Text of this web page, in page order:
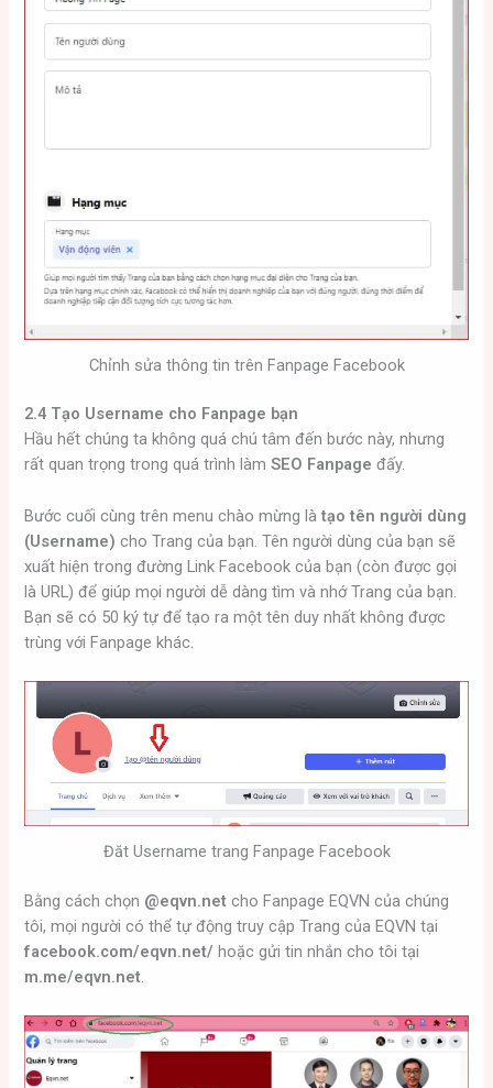
Chỉnh sửa thông tin trên Fanpage Facebook
2.4 Tạo Username cho Fanpage bạn
Hầu hết chúng ta không quá chú tâm đến bước này, nhưng
rất quan trọng trong quá trình làmSEO Fanpage đấy.
Bước cuối cùng trên menu chào mừng làtạo tên người dùng
(Username) cho Trang của bạn. Tên người dùng của bạn sẽ
xuất hiện trong đường Link Facebook của bạn (còn được gọi
là URL) để giúp mọi người dễ dàng tìm và nhớ Trang của bạn.
Bạn sẽ có 50 ký tự để tạo ra một tên duy nhất không được
trùng với Fanpage khác.
Đăt Username trang Fanpage Facebook
Bằng cách chọn @eqvn.net cho Fanpage EQVN của chúng
tôi, mọi người có thể tự động truy cập Trang của EQVN tại
facebook.com/eqvn.net/ hoặc gửi tin nhắn cho tôi tại
m.me/eqvn.net